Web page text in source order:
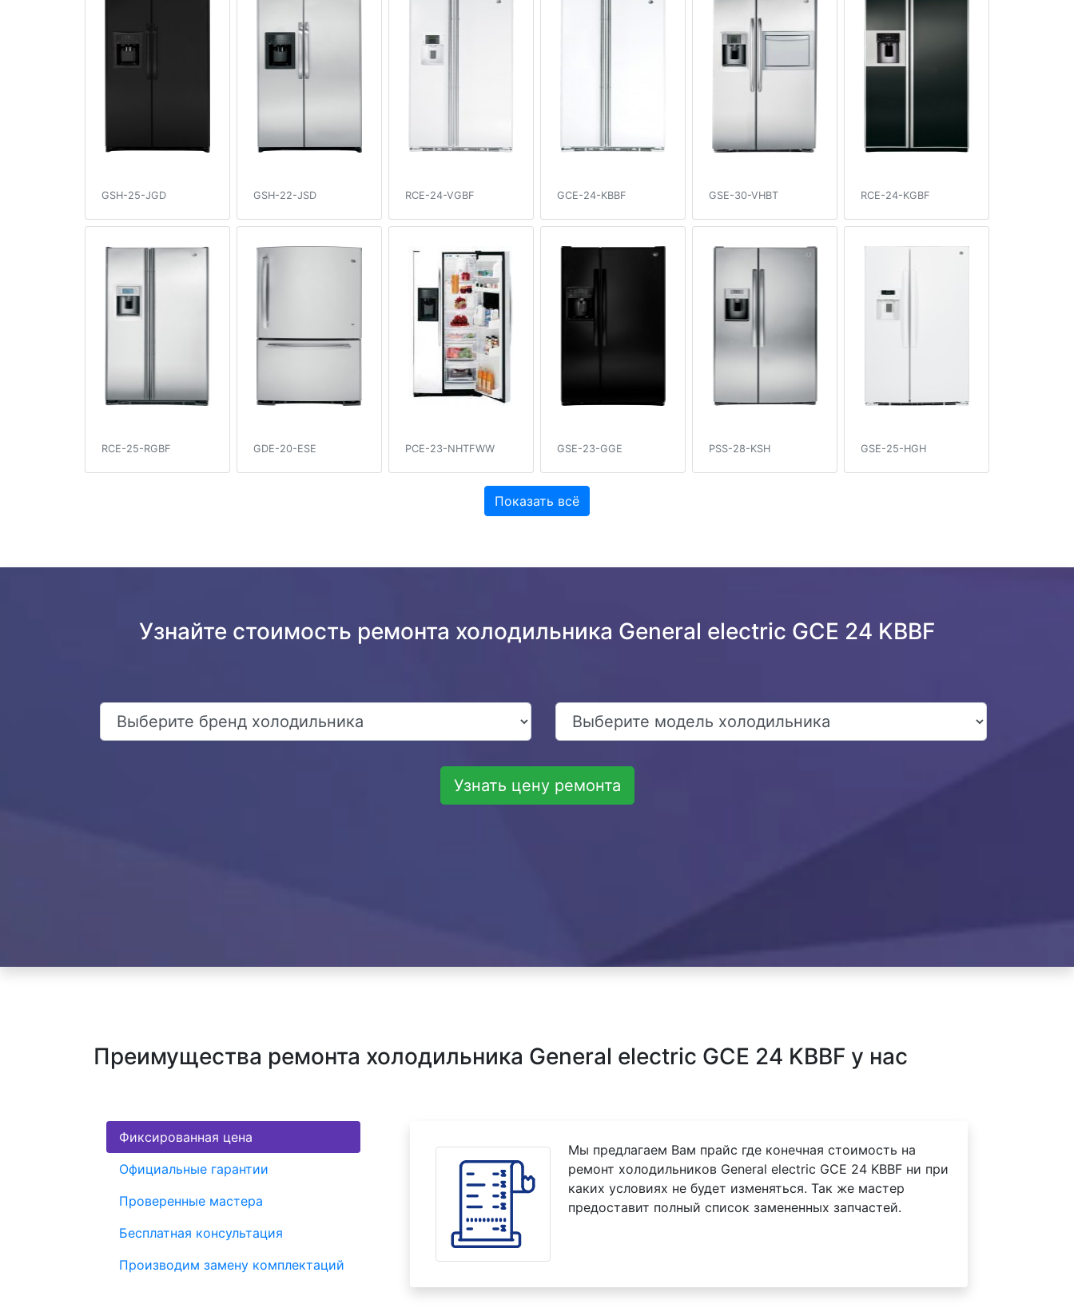
GSH-25-JGD GSH-22-JSD RCE-24-VGBF GCE-24-KBBF GSE-30-VHBT RCE-24-KGBF
RCE-25-RGBF GDE-20-ESE PCE-23-NHTFWW GSE-23-GGE PSS-28-KSH GSE-25-HGH
Показать всё
Узнайте стоимость ремонта холодильника General electric GCE 24 KBBF
Узнать цену ремонта
Преимущества ремонта холодильника General electric GCE 24 KBBF у нас
Фиксированная цена
Официальные гарантии
Проверенные мастера
Бесплатная консультация
Производим замену комплектаций
Мы предлагаем Вам прайс где конечная стоимость на
ремонт холодильников General electric GCE 24 KBBF ни при
каких условиях не будет изменяться. Так же мастер
предоставит полный список замененных запчастей.